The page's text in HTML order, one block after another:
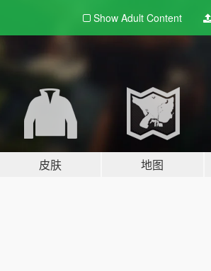
Show Adult Content
皮肤 地图